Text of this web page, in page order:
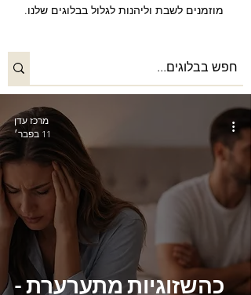
מוזמנים לשבת וליהנות לגלול בבלוגים שלנו.
כהשזוגיות מתערערת -
מרכז עדן
11 בפבר׳